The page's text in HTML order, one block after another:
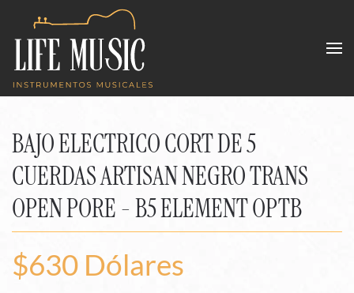
Skip to main content
BAJO ELECTRICO CORT DE 5
CUERDAS ARTISAN NEGRO TRANS
OPEN PORE - B5 ELEMENT OPTB
$630 Dólares